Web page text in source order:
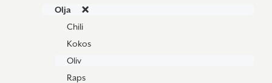
Olja
Chili
Kokos
Oliv
Raps